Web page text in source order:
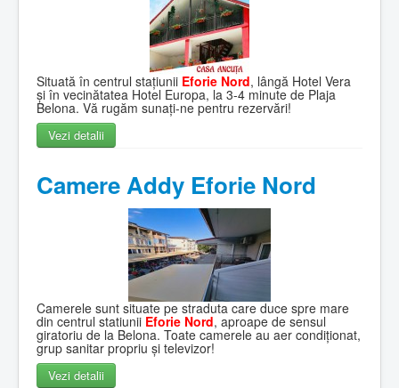
Situată în centrul stațiunii Eforie Nord, lângă Hotel Vera
și în vecinătatea Hotel Europa, la 3-4 minute de Plaja
Belona. Vă rugăm sunați-ne pentru rezervări!
Vezi detalii
Camere Addy Eforie Nord
Camerele sunt situate pe straduta care duce spre mare
din centrul statiunii Eforie Nord, aproape de sensul
giratoriu de la Belona. Toate camerele au aer condiționat,
grup sanitar propriu și televizor!
Vezi detalii